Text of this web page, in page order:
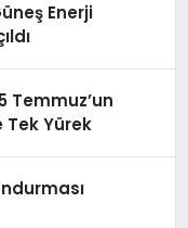
Enerji
Temmuz’un
Tek Yürek